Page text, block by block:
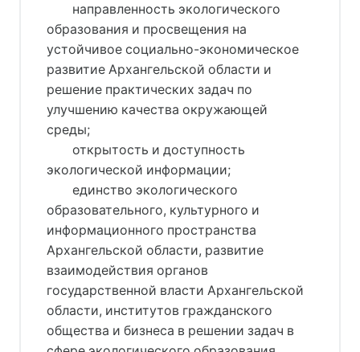
направленность экологического
образования и просвещения на
устойчивое социально-экономическое
развитие Архангельской области и
решение практических задач по
улучшению качества окружающей
среды;
открытость и доступность
экологической информации;
единство экологического
образовательного, культурного и
информационного пространства
Архангельской области, развитие
взаимодействия органов
государственной власти Архангельской
области, институтов гражданского
общества и бизнеса в решении задач в